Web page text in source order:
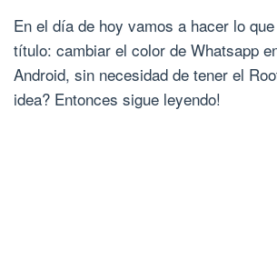
En el día de hoy vamos a hacer lo
título: cambiar el color de Whatsapp
Android, sin necesidad de tener el
idea? Entonces sigue leyendo!